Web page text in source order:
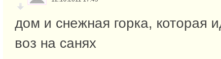
дом и снежная горка, которая
воз на санях